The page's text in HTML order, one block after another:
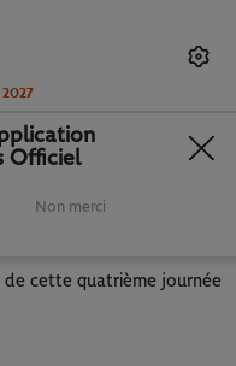
EN
de cette quatrième journée
Officiel
Non merci